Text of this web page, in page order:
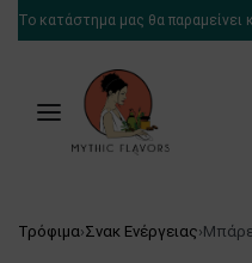
Το κατάστημα μας θα παραμείνει
Τρόφιμα›Σνακ Ενέργειας›